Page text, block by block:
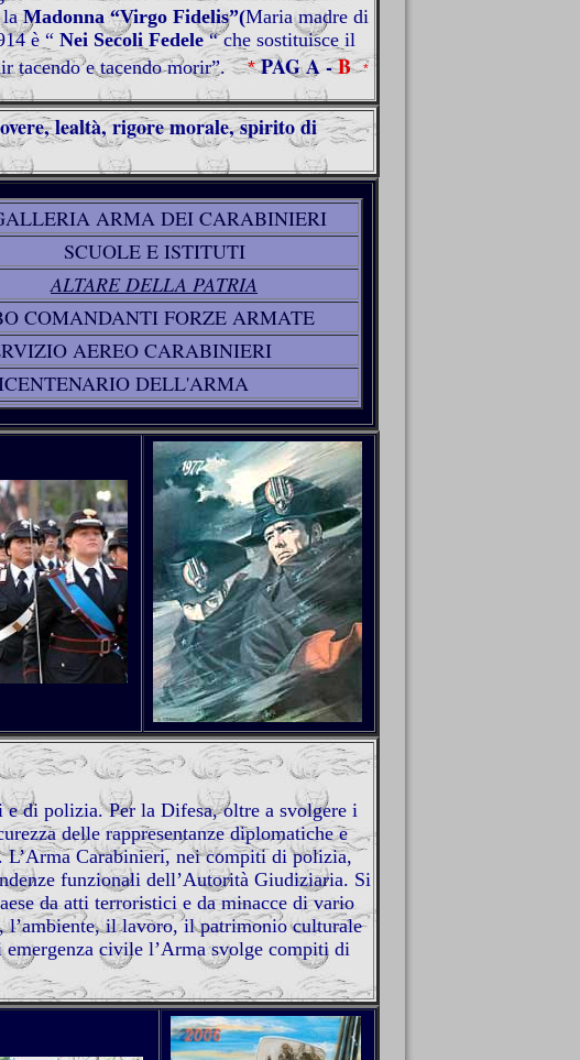
laMadonna “Virgo Fidelis”(Maria madre di
è “ Nei Secoli Fedele“ che sostituisce il
tacendo e tacendo morir”.
* PAG A -B *
lealtà, rigore morale, spirito di
ARMA DEI CARABINIERI
SCUOLE E ISTITUTI
ALTARE DELLA PATRIA
COMANDANTI FORZE ARMATE
AEREO CARABINIERI
DELL'ARMA
di polizia. Per la Difesa, oltre a svolgere i
delle rappresentanze diplomatiche e
Carabinieri, nei compiti di polizia,
funzionali dell’Autorità Giudiziaria. Si
da atti terroristici e da minacce di vario
il lavoro, il patrimonio culturale
civile l’Arma svolge compiti di